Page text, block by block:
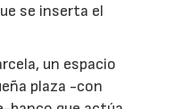
se inserta el
un espacio
plaza -con